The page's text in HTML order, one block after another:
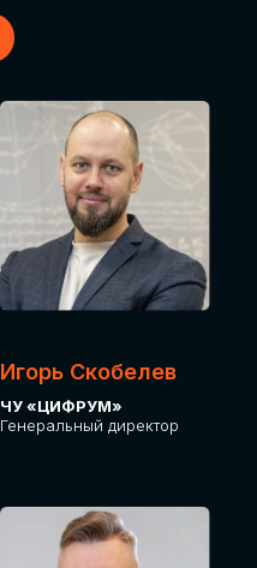
Игорь Скобелев
ЧУ «ЦИФРУМ»
Генеральный директор